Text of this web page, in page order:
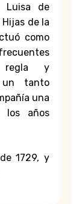
Luisa de
de la
como
regla y
un tanto
una
los años
1729, y